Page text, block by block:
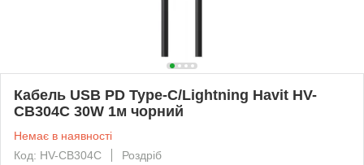
Кабель USB PD Type-C/Lightning Havit HV-
CB304C 30W 1м чорний
Немає в наявності
Код: HV-CB304C
Роздріб